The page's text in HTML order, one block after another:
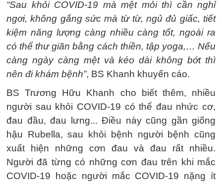
“Sau khỏi COVID-19 mà mệt mỏi thì cần nghỉ
ngơi, không gắng sức mà từ từ, ngủ đủ giấc, tiết
kiệm năng lượng càng nhiều càng tốt, ngoài ra
có thể thư giãn bằng cách thiền, tập yoga,… Nếu
càng ngày càng mệt và kéo dài không bớt thì
nên đi khám bệnh”, BS Khanh khuyến cáo.
BS Trương Hữu Khanh cho biết thêm, nhiều
người sau khỏi COVID-19 có thể đau nhức cơ,
đau đầu, đau lưng... Điều này cũng gần giống
hậu Rubella, sau khỏi bệnh người bệnh cũng
xuất hiện những cơn đau và đau rất nhiều.
Người đã từng có những cơn đau trên khi mắc
COVID-19 hoặc người mắc COVID-19 nặng ít